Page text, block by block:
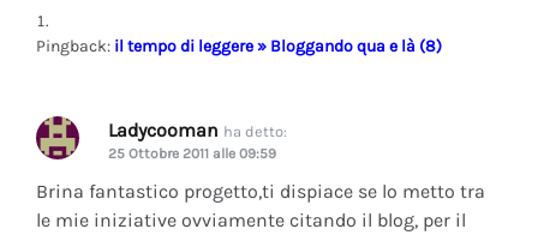
Pingback: il tempo di leggere » Bloggando qua e là (8)
Ladycooman ha detto:
25 Ottobre 2011 alle 09:59
Brina fantastico progetto,ti dispiace se lo metto tra
le mie iniziative ovviamente citando il blog, per il